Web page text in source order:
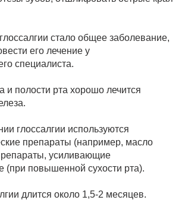
стало общее заболевание,
его лечение у
специалиста.
и полости рта хорошо лечится
глоссалгии используются
препараты (например, масло
усиливающие
(при повышенной сухости рта).
длится около 1,5-2 месяцев.